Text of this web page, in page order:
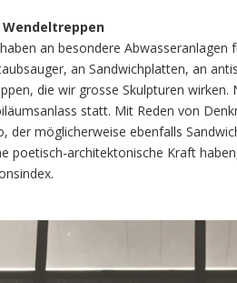
an besondere
an Sandwichplatten, an
die wir grosse Skulpturen
statt. Mit Reden von
der möglicherweise ebenfalls
poetisch-architektonische Kraft